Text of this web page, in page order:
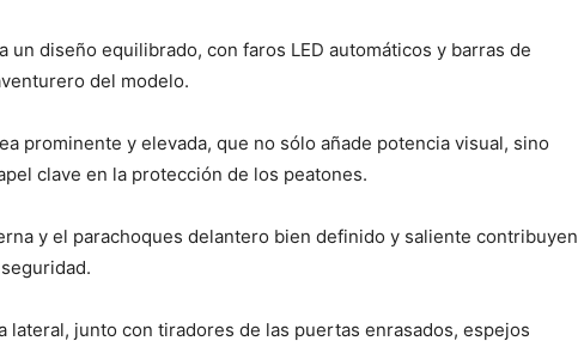
un diseño equilibrado, con faros LED automáticos y barras de
del modelo.
prominente y elevada, que no sólo añade potencia visual, sino
clave en la protección de los peatones.
y el parachoques delantero bien definido y saliente contribuyen
lateral, junto con tiradores de las puertas enrasados, espejos